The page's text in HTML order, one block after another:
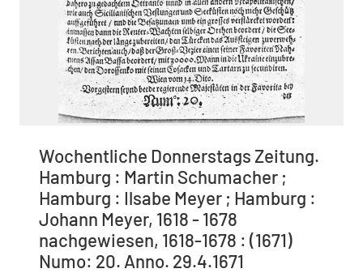
Wochentliche Donnerstags Zeitung.
Hamburg : Martin Schumacher ;
Hamburg : Ilsabe Meyer ; Hamburg :
Johann Meyer, 1618 - 1678
nachgewiesen, 1618-1678 : (1671)
Numo: 20. Anno. 29.4.1671